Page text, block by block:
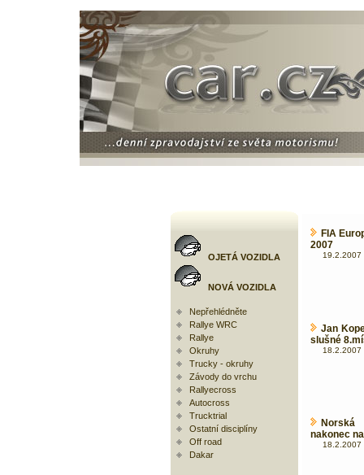
OJETÁ VOZIDLA
NOVÁ VOZIDLA
Nepřehlédněte
Rallye WRC
Rallye
Okruhy
Trucky - okruhy
Závody do vrchu
Rallyecross
Autocross
Trucktrial
Ostatní disciplíny
Off road
Dakar
FIA
2007
19.2.2007
Jan
slušné
18.2.2007
nakonec
18.2.2007